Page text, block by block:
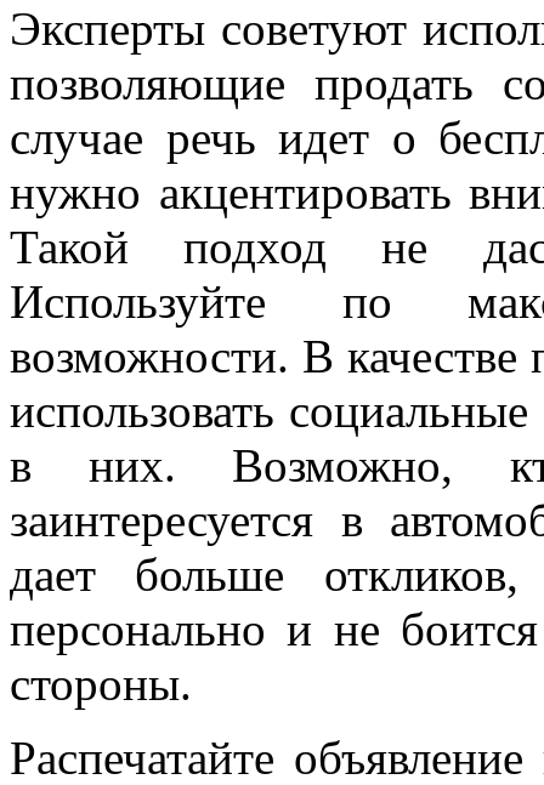
Эксперты советуют
позволяющие продать
случае речь идет о
нужно акцентировать
Такой подход не
Используйте по
возможности. В
использовать
в них. Возможно,
заинтересуется в
дает больше
персонально и не
стороны.
Распечатайте